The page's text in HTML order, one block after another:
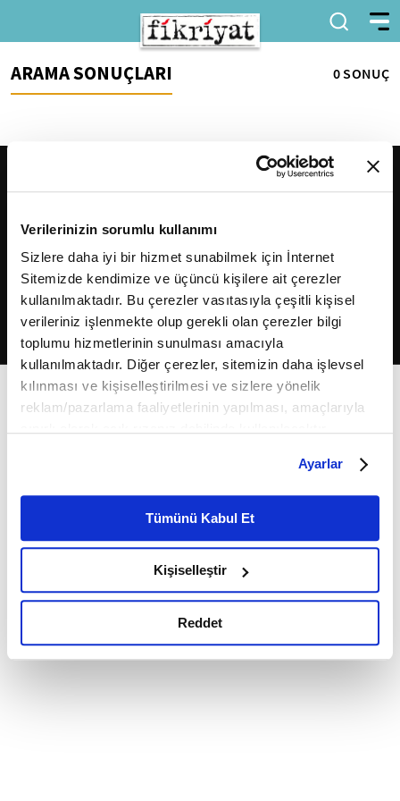
Verilerinizin sorumlu kullanımı
Sizlere daha iyi bir hizmet sunabilmek için İnternet
Sitemizde kendimize ve üçüncü kişilere ait çerezler
kullanılmaktadır. Bu çerezler vasıtasıyla çeşitli kişisel
verileriniz işlenmekte olup gerekli olan çerezler bilgi
toplumu hizmetlerinin sunulması amacıyla
kullanılmaktadır. Diğer çerezler, sitemizin daha işlevsel
kılınması ve kişiselleştirilmesi ve sizlere yönelik
reklam/pazarlama faaliyetlerinin yapılması, amaçlarıyla
belirleyebilirsiniz. Çerezlere ilişkin detaylı bilgi için
Ayarlar butonuna tıklayabilir,Çerez Bilgilendirme
Metnimizi ziyaret edebilirsiniz.
6698 sayılı Kişisel Verilerin Korunması Kanunu uyarınca
okumak ve sitemizi ziyaretiniz kapsamında
gerçekleştirilen veri işleme faaliyetleri ile ilgili daha
detaylı bilgi almak için lütfentıklayınız.
Ayarlar
Tümünü Kabul Et
Kişiselleştir
Reddet
ARAMA SONUÇLARI 0 SONUÇ
2026Fikriyat. Tüm hakları saklıdır.